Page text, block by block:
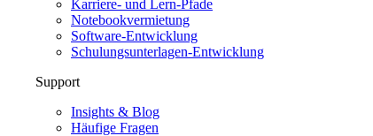
Karriere- und Lern-Pfade
Notebookvermietung
Software-Entwicklung
Schulungsunterlagen-Entwicklung
Support
Insights & Blog
Häufige Fragen